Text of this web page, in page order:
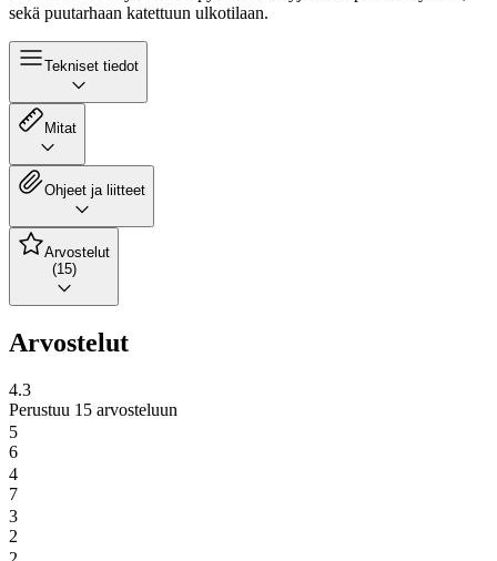
sekä puutarhaan katettuun ulkotilaan.
Tekniset tiedot
Mitat
Ohjeet ja liitteet
Arvostelut
(15)
Arvostelut
4.3
Perustuu 15 arvosteluun
5
6
4
7
3
2